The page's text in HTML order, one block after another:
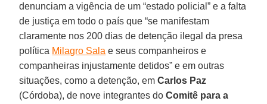
denunciam a vigência de um “estado policial” e a falta
de justiça em todo o país que “se manifestam
claramente nos 200 dias de detenção ilegal da presa
política Milagro Sala e seus companheiros e
companheiras injustamente detidos” e em outras
situações, como a detenção, emCarlos Paz
(Córdoba), de nove integrantes doComitê para a